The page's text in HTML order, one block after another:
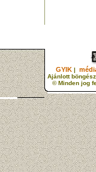
GYIK |
Ajánlott
© Minden jog